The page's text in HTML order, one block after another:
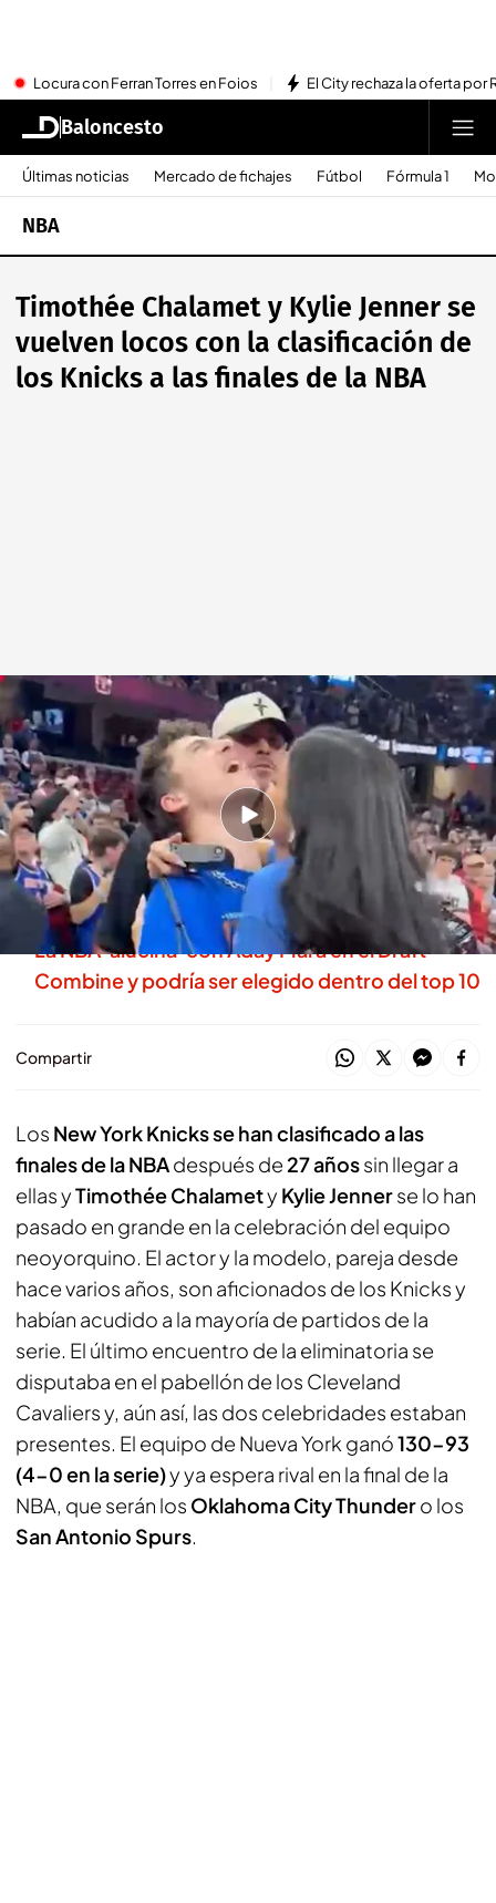
Locura con Ferran Torres en Foios El City rechaza la oferta por
Baloncesto
Últimas noticias Mercado de fichajes Fútbol Fórmula 1
NBA
Timothée Chalamet y Kylie Jenner se
vuelven locos con la clasificación de
los Knicks a las finales de la NBA
Timothée Chalamet y Kylie Jenner celebrando el pase a la final de la NBA de
los Knicks
ESPN / Montaje ElDesmarque
Redacción ElDesmarque
Madrid, 26 MAY 2026 - 09:30h.
El actor y la modelo son aficionados de los
Knicks y han estado presentes en la mayoría de
partidos de la serie frente a Cleveland
La NBA 'alucina' con Aday Mara en el Draft
Combine y podría ser elegido dentro del top 10
Compartir
Los New York Knicks se han clasificado a las
finales de la NBAdespués de 27 añossin llegar a
ellas yTimothée Chalamety Kylie Jennerse lo han
pasado en grande en la celebración del equipo
neoyorquino. El actor y la modelo, pareja desde
hace varios años, son aficionados de los Knicks y
habían acudido a la mayoría de partidos de la
serie. El último encuentro de la eliminatoria se
disputaba en el pabellón de los Cleveland
Cavaliers y, aún así, las dos celebridades estaban
presentes. El equipo de Nueva York ganó130-93
(4-0 en la serie)y ya espera rival en la final de la
NBA, que serán los Oklahoma City Thundero los
San Antonio Spurs.